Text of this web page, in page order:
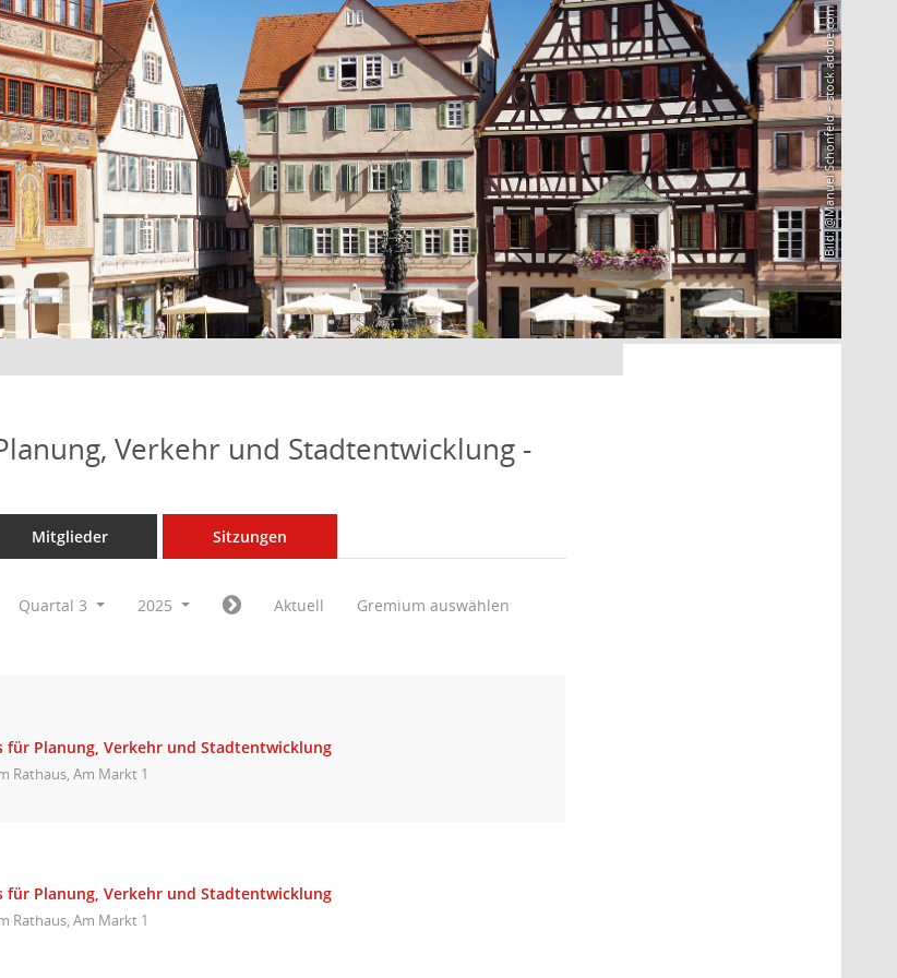
Bild: @Manuel Schönfeld – stock.adobe.com
Verkehr und Stadtentwicklung -
Mitglieder Sitzungen
Quartal 3 2025 Aktuell Gremium auswählen
für Planung, Verkehr und Stadtentwicklung
Rathaus, Am Markt 1
für Planung, Verkehr und Stadtentwicklung
Rathaus, Am Markt 1